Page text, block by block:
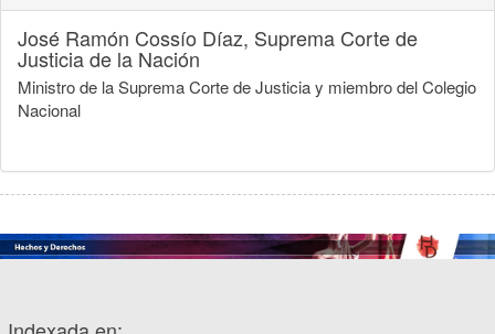
José Ramón Cossío Díaz, Suprema Corte de
Justicia de la Nación
Ministro de la Suprema Corte de Justicia y miembro del Colegio
Nacional